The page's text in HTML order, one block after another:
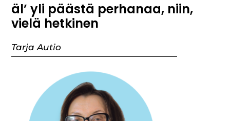
äl’ yli päästä perhanaa, niin,
vielä hetkinen
Tarja Autio